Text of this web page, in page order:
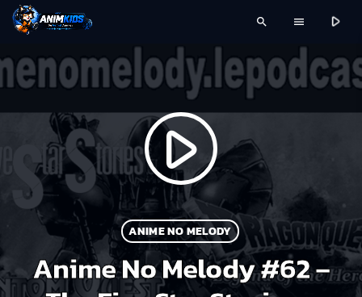
search menu play_arrow
play_arrow
ANIME NO MELODY
Anime No Melody #62 –